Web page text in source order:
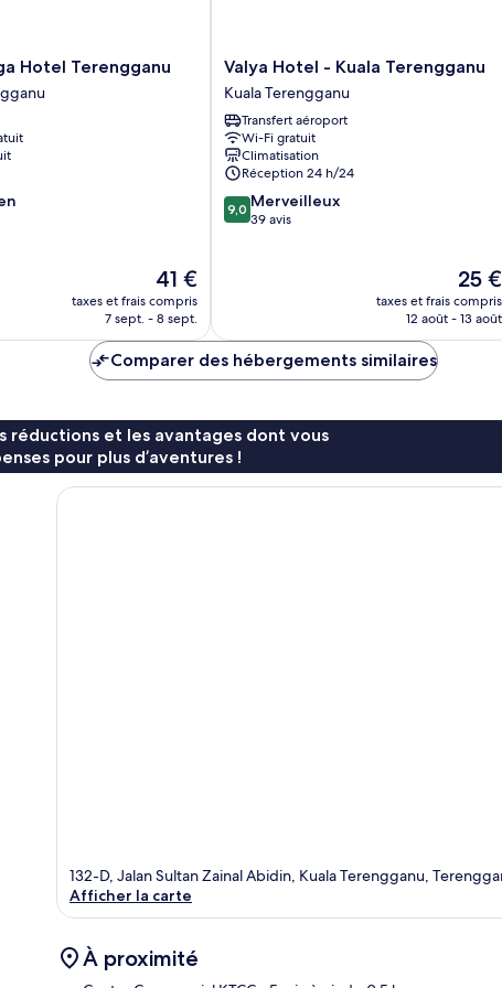
Hotel Terengganu
Le
nouveau
prix
de
41 €
taxes et frais compris
7 sept. - 8 sept.
Valya
Hotel
-
Kuala
Terengganu
Kuala
Terengganu
Valya Hotel - Kuala Terengganu
Kuala Terengganu
Transfert aéroport
Wi-Fi gratuit
Climatisation
Réception 24 h/24
9.0
sur
9,0 Merveilleux
39 avis
Le
prix
25 €
taxes et frais compris
12 août - 13 août
Comparer des hébergements similaires
réductions et les avantages dont vous
pour plus d’aventures !
132-D, Jalan Sultan Zainal Abidin, Kuala Terengganu,
Afficher la carte
À proximité